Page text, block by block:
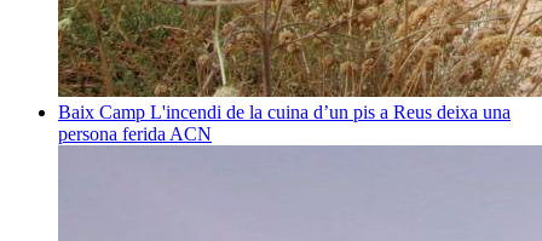
Baix Camp L'incendi de la cuina d’un pis a Reus deixa una
persona ferida ACN